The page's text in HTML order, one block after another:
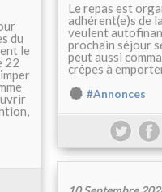
du
le
22
Le repas est
adhérent(e)s de
veulent
prochain séjour
peut aussi
crêpes à
#Annonces